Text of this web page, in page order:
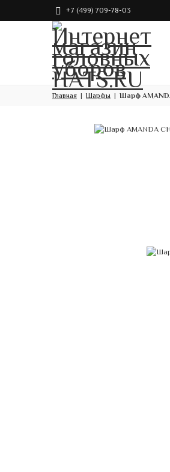
+7 (499) 709-78-03
Главная Шарфы Шарф